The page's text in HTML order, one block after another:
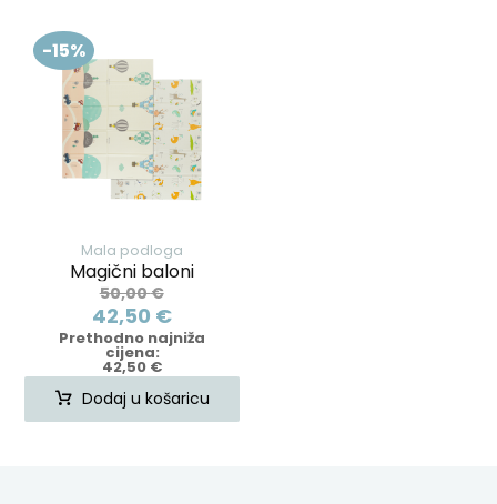
-15%
Mala podloga
Magični baloni
50,00€
42,50 €
Prethodno najniža
cijena:
42,50 €
Dodaj u košaricu